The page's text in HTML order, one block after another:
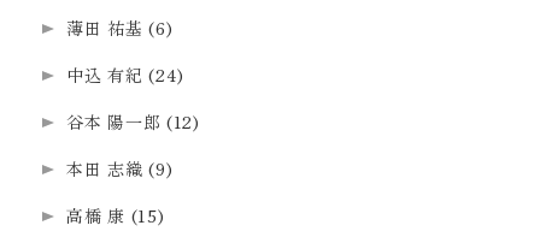
薄田 祐基 (6)
中込 有紀 (24)
谷本 陽一郎 (12)
本田 志織 (9)
高橋 康 (15)